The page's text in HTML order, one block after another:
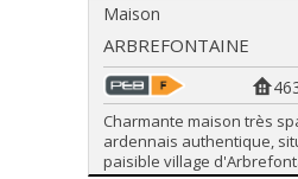
Maison
ARBREFONTAINE
Charmante maison très
ardennais authentique,
paisible village